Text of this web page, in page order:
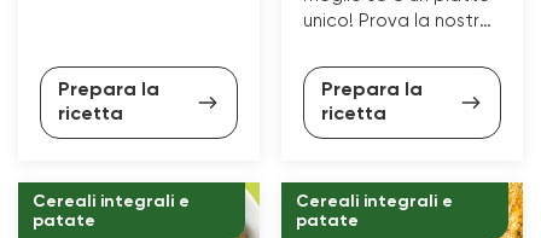
Prepara la
ricetta
unico! Prova la nostra
con cavolfiori di crudi,
patate e verdure.
Prepara la
ricetta
Cereali integrali e
patate
Cereali integrali e
patate